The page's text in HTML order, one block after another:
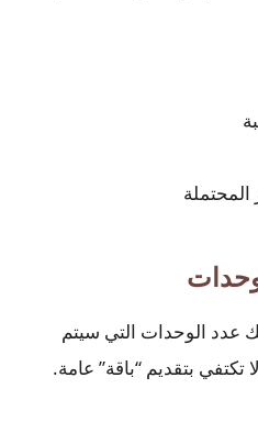
المحتملة
الوحدات التي سيتم
بتقديم “باقة” عامة.